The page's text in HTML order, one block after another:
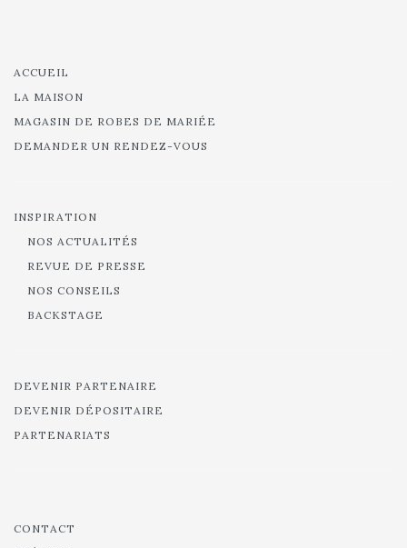
ACCUEIL
LA MAISON
MAGASIN DE ROBES DE MARIÉE
DEMANDER UN RENDEZ-VOUS
INSPIRATION
NOS ACTUALITÉS
REVUE DE PRESSE
NOS CONSEILS
BACKSTAGE
DEVENIR PARTENAIRE
DEVENIR DÉPOSITAIRE
PARTENARIATS
CONTACT